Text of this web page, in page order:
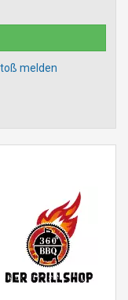
melden